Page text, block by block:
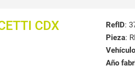
CDX RefID:
Pieza:
Vehículo
Año